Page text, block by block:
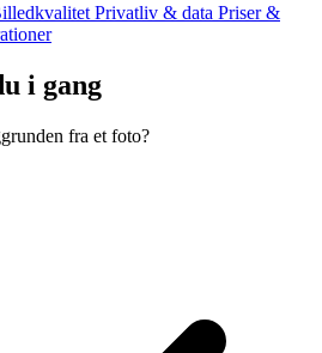
Privatliv & data Priser &
i gang
fra et foto?